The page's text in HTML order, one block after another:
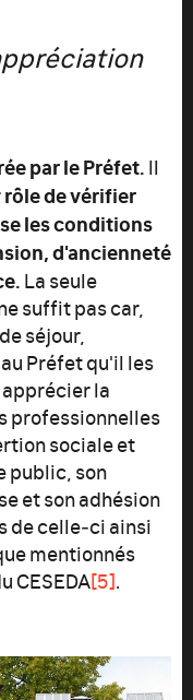
par le Préfet.Il
rôle de vérifier
les conditions
d'ancienneté
La seule
suffit pas car,
séjour,
Préfet qu'il les
la
professionnelles
sociale et
public, son
et son adhésion
de celle‑ci ainsi
mentionnés
CESEDA[5].